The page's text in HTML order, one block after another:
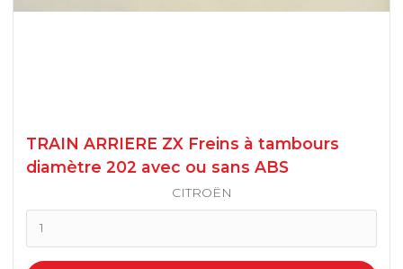
5008
PARTNER II 2008 / 2018
TRAIN ARRIERE ZX Freins à tambours
diamètre 202 avec ou sans ABS
CITROËN